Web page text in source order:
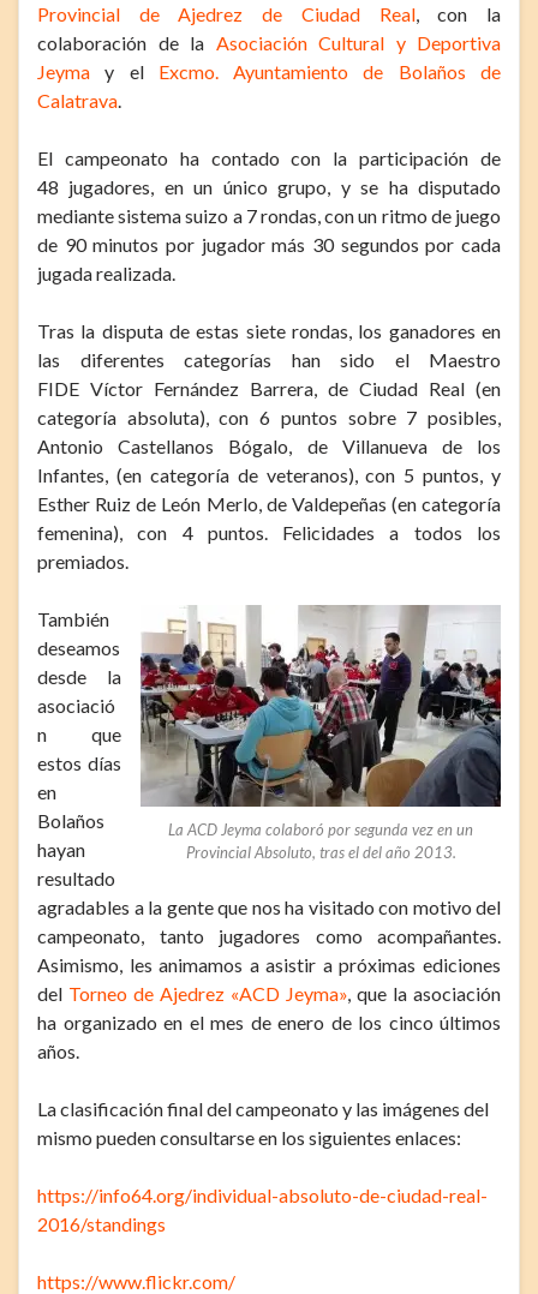
Provincial de Ajedrez de Ciudad Real, con la
colaboración de la Asociación Cultural y Deportiva
Jeyma y el Excmo. Ayuntamiento de Bolaños de
Calatrava
El campeonato ha contado con la participación de
48 jugadores, en un único grupo, y se ha disputado
mediante sistema suizo a 7 rondas, con un ritmo de juego
de 90 minutos por jugador más 30 segundos por cada
jugada realizada.
Tras la disputa de estas siete rondas, los ganadores en
las diferentes categorías han sido el Maestro
FIDE Víctor Fernández Barrera, de Ciudad Real (en
categoría absoluta), con 6 puntos sobre 7 posibles,
Antonio Castellanos Bógalo, de Villanueva de los
Infantes, (en categoría de veteranos), con 5 puntos, y
Esther Ruiz de León Merlo, de Valdepeñas (en categoría
femenina), con 4 puntos. Felicidades a todos los
premiados.
La ACD Jeyma colaboró por segunda vez en un
Provincial Absoluto, tras el del año 2013.
También
deseamos
desde la
asociació
n que
estos días
en
Bolaños
hayan
resultado
agradables a la gente que nos ha visitado con motivo del
campeonato, tanto jugadores como acompañantes.
Asimismo, les animamos a asistir a próximas ediciones
del Torneo de Ajedrez «ACD Jeyma» , que la asociación
ha organizado en el mes de enero de los cinco últimos
años.
La clasificación final del campeonato y las imágenes del
mismo pueden consultarse en los siguientes enlaces:
https://info64.org/individual-absoluto-de-ciudad-real-
2016/standings
https://www.flickr.com/